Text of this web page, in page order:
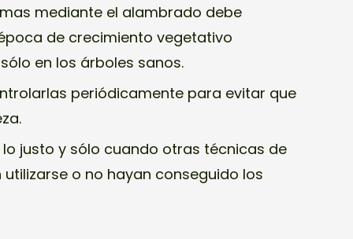
mediante el alambrado debe
de crecimiento vegetativo
en los árboles sanos.
periódicamente para evitar que
justo y sólo cuando otras técnicas de
o no hayan conseguido los